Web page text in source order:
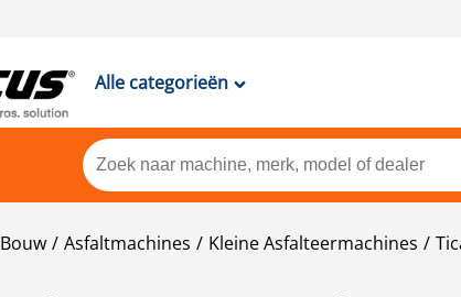
Alle categorieën
Bouw Asfaltmachines Kleine Asfalteermachines